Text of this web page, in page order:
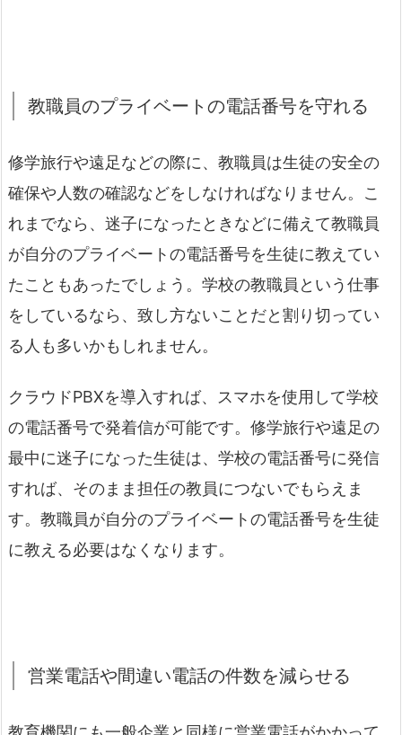
教職員のプライベートの電話番号を守れる
修学旅行や遠足などの際に、教職員は生徒の安全の
確保や人数の確認などをしなければなりません。こ
れまでなら、迷子になったときなどに備えて教職員
が自分のプライベートの電話番号を生徒に教えてい
たこともあったでしょう。学校の教職員という仕事
をしているなら、致し方ないことだと割り切ってい
る人も多いかもしれません。
クラウドPBXを導入すれば、スマホを使用して学校
の電話番号で発着信が可能です。修学旅行や遠足の
最中に迷子になった生徒は、学校の電話番号に発信
すれば、そのまま担任の教員につないでもらえま
す。教職員が自分のプライベートの電話番号を生徒
に教える必要はなくなります。
営業電話や間違い電話の件数を減らせる